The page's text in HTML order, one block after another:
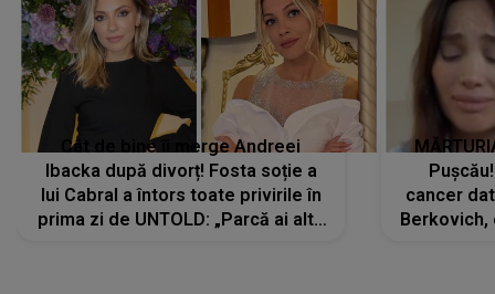
Cât de bine îi merge Andreei
Ibacka după divorț! Fosta soție a
lui Cabral a întors toate privirile în
prima zi de UNTOLD: „Parcă ai altă
cancer
Berkovich,